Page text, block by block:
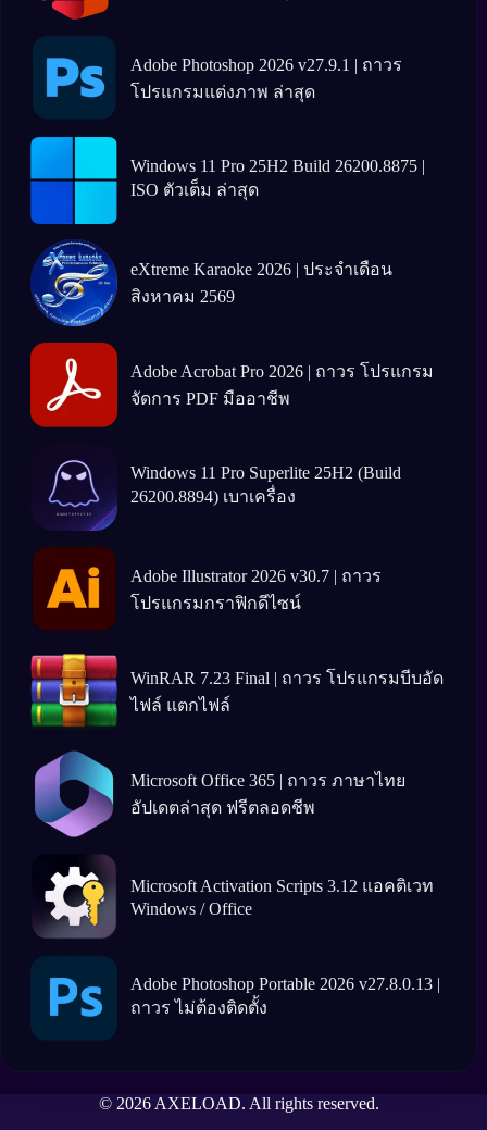
Adobe Photoshop 2026 v27.9.1 | ถาวร
โปรแกรมแต่งภาพ ล่าสุด
Windows 11 Pro 25H2 Build 26200.8875 |
ISO ตัวเต็ม ล่าสุด
eXtreme Karaoke 2026 | ประจำเดือน
สิงหาคม 2569
Adobe Acrobat Pro 2026 | ถาวร โปรแกรม
จัดการ PDF มืออาชีพ
Windows 11 Pro Superlite 25H2 (Build
26200.8894) เบาเครื่อง
Adobe Illustrator 2026 v30.7 | ถาวร
โปรแกรมกราฟิกดีไซน์
WinRAR 7.23 Final | ถาวร โปรแกรมบีบอัด
ไฟล์ แตกไฟล์
Microsoft Office 365 | ถาวร ภาษาไทย
อัปเดตล่าสุด ฟรีตลอดชีพ
Microsoft Activation Scripts 3.12 แอคติเวท
Windows / Office
Adobe Photoshop Portable 2026 v27.8.0.13 |
ถาวร ไม่ต้องติดตั้ง
© 2026 AXELOAD. All rights reserved.